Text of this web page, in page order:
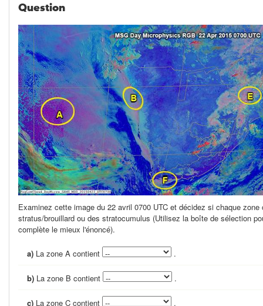
Question
Examinez cette image du 22 avril 0700 UTC et décidez si chaque zone
stratus/brouillard ou des stratocumulus (Utilisez la boîte de sélection
complète le mieux l'énoncé).
a) La zone A contient .
b) La zone B contient .
c) La zone C contient .